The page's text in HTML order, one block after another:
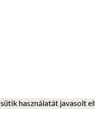
használatát javasolt